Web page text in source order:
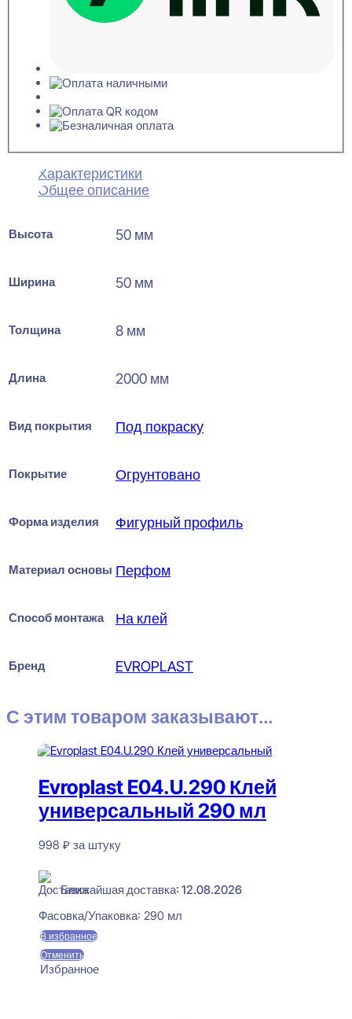
Характеристики
Общее описание
Высота 50 мм
Ширина 50 мм
Толщина 8 мм
Длина 2000 мм
Вид покрытия Под покраску
Покрытие Огрунтовано
Форма изделия Фигурный профиль
Материал основы Перфом
Способ монтажа На клей
Бренд EVROPLAST
С этим товаром заказывают...
Evroplast E04.U.290 Клей
универсальный 290 мл
998 ₽ за штуку
Ближайшая доставка: 12.08.2026
Фасовка/Упаковка: 290 мл
В избранное
Отменить
Избранное